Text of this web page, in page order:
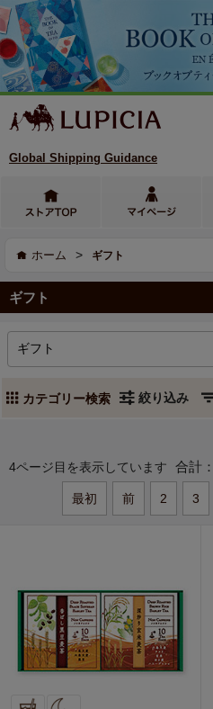
Global Shipping Guidance
ホーム > ギフト
ギフト
カテゴリー検索 絞り込み
4ページ目を表示しています 合計：
最初 前 2 3